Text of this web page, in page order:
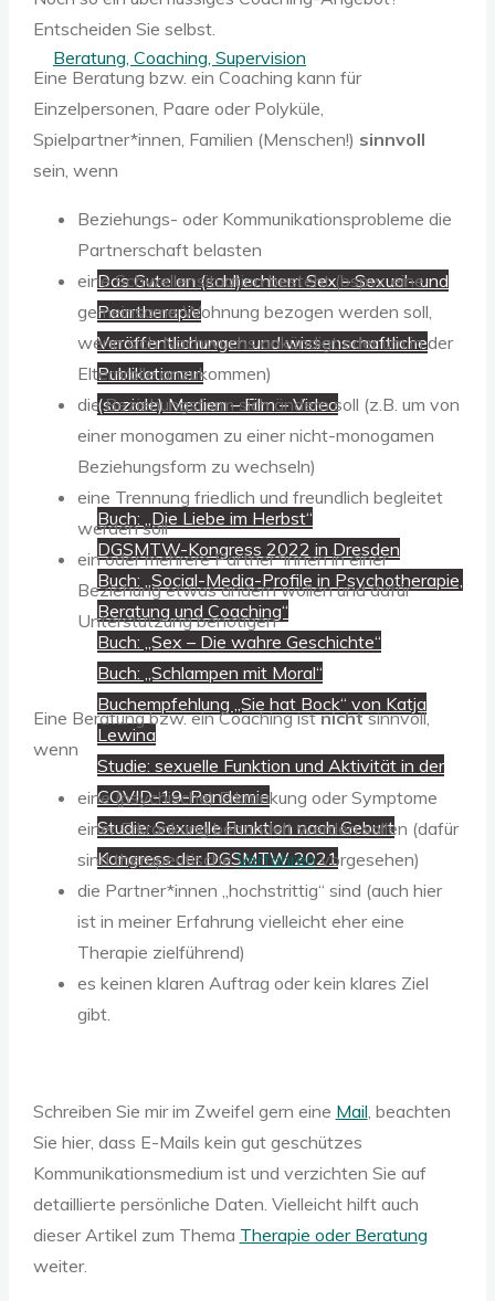
Beratung, Coaching, Supervision
Workshops, Seminare, Lehre
Über mich
Das Gute an (schl)echtem Sex – Sexual- und
Paartherapie
Veröffentlichungen und wissenschaftliche
Publikationen
(soziale) Medien – Film – Video
Sammlung
Buch: „Die Liebe im Herbst“
DGSMTW-Kongress 2022 in Dresden
Buch: „Social-Media-Profile in Psychotherapie,
Beratung und Coaching“
Buch: „Sex – Die wahre Geschichte“
Buch: „Schlampen mit Moral“
Buchempfehlung „Sie hat Bock“ von Katja
Lewina
Studie: sexuelle Funktion und Aktivität in der
COVID-19-Pandemie
Studie: Sexuelle Funktion nach Geburt
Kongress der DGSMTW 2021
Entscheiden Sie selbst.
Eine Beratung bzw. ein Coaching kann für
Einzelpersonen, Paare oder Polyküle,
Spielpartner*innen, Familien (Menschen!) sinnvoll
sein, wenn
Beziehungs- oder Kommunikationsprobleme die
Partnerschaft belasten
eine Schwellensituation besteht (bspw. eine
gemeinsame Wohnung bezogen werden soll,
wenn sich Nachwuchs ankündigt oder um in der
Elternrolle anzukommen)
die Beziehungsform sich ändern soll (z.B. um von
einer monogamen zu einer nicht-monogamen
Beziehungsform zu wechseln)
eine Trennung friedlich und freundlich begleitet
werden soll
ein oder mehrere Partner*innen in einer
Beziehung etwas ändern wollen und dafür
Unterstützung benötigen
Eine Beratung bzw. ein Coaching istnichtsinnvoll,
wenn
eine (psychische) Erkrankung oder Symptome
einer Erkrankung behandelt werden sollen (dafür
sind therapeutischeVerfahrenvorgesehen)
die Partner*innen „hochstrittig“ sind (auch hier
ist in meiner Erfahrung vielleicht eher eine
Therapie zielführend)
es keinen klaren Auftrag oder kein klares Ziel
gibt.
Schreiben Sie mir im Zweifel gern eine Mail , beachten
Sie hier, dass E-Mails kein gut geschützes
Kommunikationsmedium ist und verzichten Sie auf
detaillierte persönliche Daten. Vielleicht hilft auch
dieser Artikel zum Thema Therapie oder Beratung
weiter.